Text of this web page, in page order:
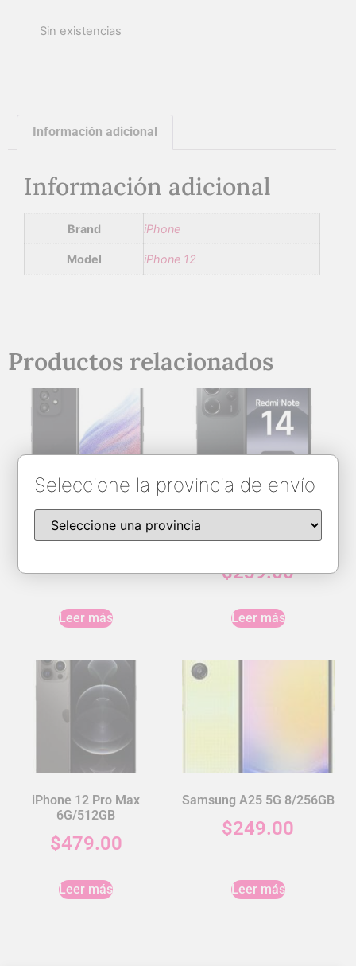
Sin existencias
Información adicional
Información adicional
Brand iPhone
Model iPhone 12
Productos relacionados
Galaxy A32 4/128GB
Leer más
8GBRAM/256GB
$239.00
Leer más
iPhone 12 Pro Max
6G/512GB
$479.00
Leer más
Samsung A25 5G 8/256GB
$249.00
Leer más
Seleccione la provincia de envío